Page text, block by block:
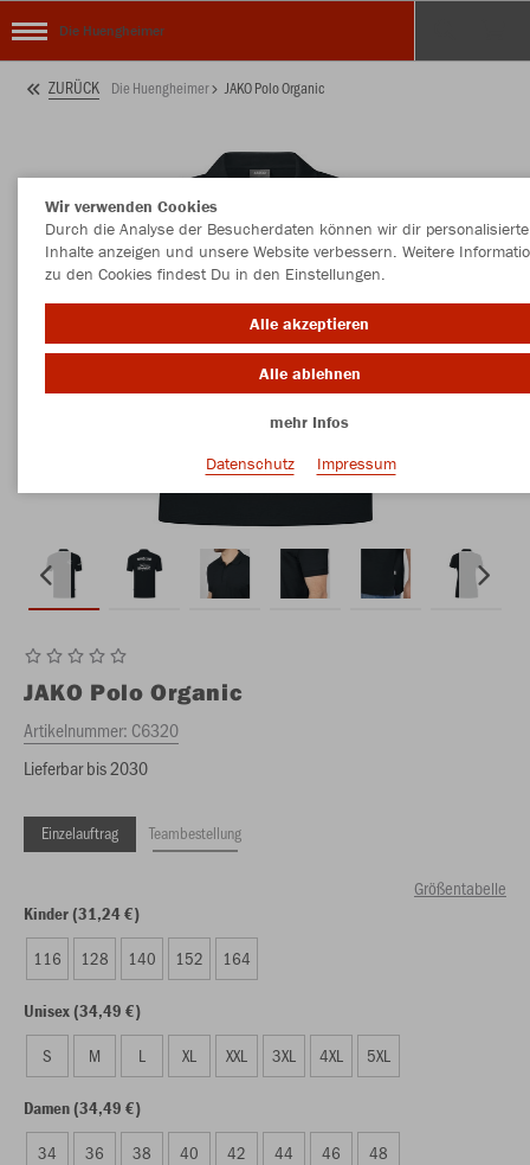
Die Huengheimer
ZURÜCK Die Huengheimer JAKO Polo Organic
JAKO Polo Organic
Artikelnummer: C6320
Lieferbar bis 2030
Einzelauftrag Teambestellung
Größentabelle
Kinder (31,24 €)
116 128 140 152 164
Unisex (34,49 €)
S M L XL XXL 3XL 4XL 5XL
Damen (34,49 €)
34 36 38 40 42 44 46 48
Wir verwenden Cookies
Durch die Analyse der Besucherdaten können wir dir personalisierte
Inhalte anzeigen und unsere Website verbessern. Weitere
zu den Cookies findest Du in den Einstellungen.
Alle akzeptieren
Alle ablehnen
mehr Infos
Datenschutz
Impressum